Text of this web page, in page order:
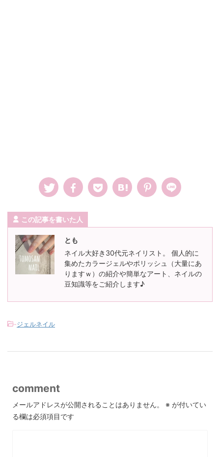
この記事を書いた人
とも
ネイル大好き30代元ネイリスト。 個人的に
集めたカラージェルやポリッシュ（大量にあ
りますｗ）の紹介や簡単なアート、ネイルの
豆知識等をご紹介します♪
-ジェルネイル
comment
メールアドレスが公開されることはありません。 ※ が付いてい
る欄は必須項目です